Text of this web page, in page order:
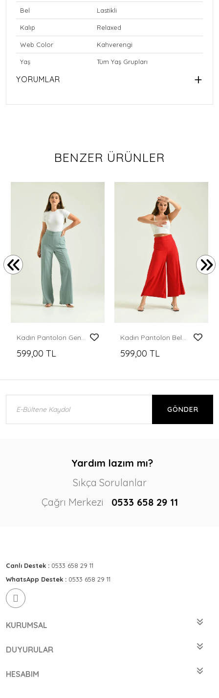
Bel Lastikli
Kalıp Relaxed
Web Color Kahverengi
Yaş Tüm Yaş Grupları
YORUMLAR
BENZER ÜRÜNLER
Kadın Pantolon Geniş Paça Likralı Cepli Düğmeli Kadın Pantolon Mint - T019
599,00 TL
Kadın Pantolon Belden Lastikli Yandan Fermuarlı Cepsiz Etek Likralı Kadın Pantolon Kırmızı - T020
599,00 TL
GÖNDER
Yardım lazım mı?
Sıkça Sorulanlar
Çağrı Merkezi
0533 658 29 11
Canlı Destek : 0533 658 29 11
WhatsApp Destek : 0533 658 29 11
KURUMSAL
DUYURULAR
HESABIM